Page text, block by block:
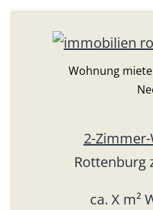
Wohnung
2-
Rottenburg
ca. X m²